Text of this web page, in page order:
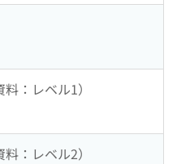
：レベル1）
：レベル2）